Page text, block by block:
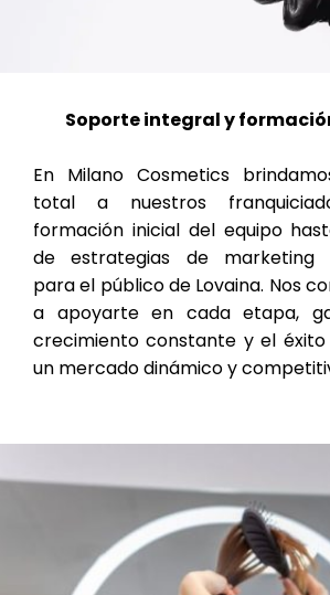
Soporte integral y
En Milano Cosmetics
total a nuestros
formación inicial del equipo
de estrategias de marketing
para el público de Lovaina. Nos
a apoyarte en cada etapa,
crecimiento constante y el
un mercado dinámico y